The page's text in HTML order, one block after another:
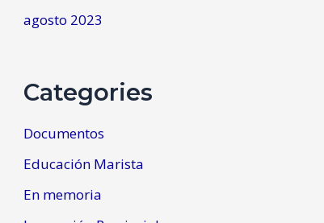
agosto 2023
Categories
Documentos
Educación Marista
En memoria